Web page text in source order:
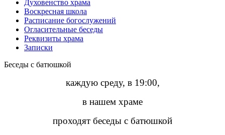
Духовенство храма
Воскресная школа
Расписание богослужений
Огласительные беседы
Реквизиты храма
Записки
Беседы с батюшкой
каждую среду, в 19:00,
в нашем храме
проходят беседы с батюшкой